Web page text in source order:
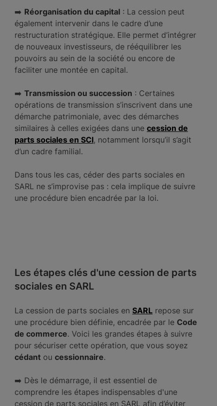
➡️ Réorganisation du capital : La cession peut
également intervenir dans le cadre d’une
restructuration stratégique. Elle permet d’intégrer
de nouveaux investisseurs, de rééquilibrer les
pouvoirs au sein de la société ou encore de
faciliter une montée en capital.
➡️ Transmission ou succession : Certaines
opérations de transmission s’inscrivent dans une
démarche patrimoniale, avec des démarches
similaires à celles exigées dans une cession de
parts sociales en SCI, notamment lorsqu’il s’agit
d’un cadre familial.
Dans tous les cas, céder des parts sociales en
SARL ne s’improvise pas : cela implique de suivre
une procédure bien encadrée par la loi.
Les étapes clés d'une cession de parts
sociales en SARL
La cession de parts sociales en SARL repose sur
une procédure bien définie, encadrée par le Code
de commerce. Voici les grandes étapes à suivre
pour sécuriser cette opération, que vous soyez
cédant ou cessionnaire.
➡️ Dès le démarrage, il est essentiel de
comprendre les étapes indispensables d'une
cession de parts sociales en SARL afin d’éviter